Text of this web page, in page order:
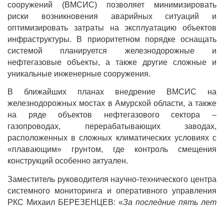
сооружений (ВМСИС) позволяет минимизировать
риски возникновения аварийных ситуаций и
оптимизировать затраты на эксплуатацию объектов
инфраструктуры. В приоритетном порядке оснащать
системой планируется железнодорожные и
нефтегазовые объекты, а также другие сложные и
уникальные инженерные сооружения.
В ближайших планах внедрение ВМСИС на
железнодорожных мостах в Амурской области, а также
на ряде объектов нефтегазового сектора –
газопроводах, перерабатывающих заводах,
расположенных в сложных климатических условиях с
«плавающим» грунтом, где контроль смещения
конструкций особенно актуален.
Заместитель руководителя научно-технического центра
системного мониторинга и оперативного управления
РКС Михаил БЕРЕЗЕНЦЕВ: «За последние пять лет